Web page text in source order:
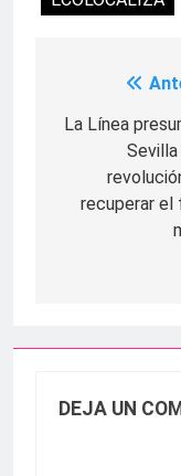
de
entradas
La Línea
recuperar el
DEJA UN